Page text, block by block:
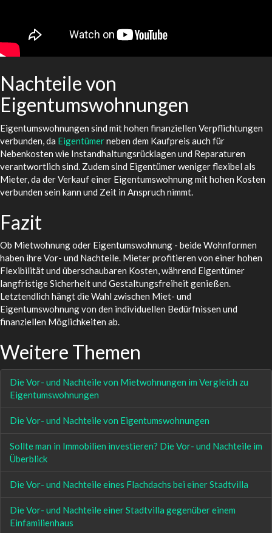
Nachteile von
Eigentumswohnungen
Eigentumswohnungen sind mit hohen finanziellen Verpflichtungen
verbunden, da Eigentümerneben dem Kaufpreis auch für
Nebenkosten wie Instandhaltungsrücklagen und Reparaturen
verantwortlich sind. Zudem sind Eigentümer weniger flexibel als
Mieter, da der Verkauf einer Eigentumswohnung mit hohen Kosten
verbunden sein kann und Zeit in Anspruch nimmt.
Fazit
Ob Mietwohnung oder Eigentumswohnung - beide Wohnformen
haben ihre Vor- und Nachteile. Mieter profitieren von einer hohen
Flexibilität und überschaubaren Kosten, während Eigentümer
langfristige Sicherheit und Gestaltungsfreiheit genießen.
Letztendlich hängt die Wahl zwischen Miet- und
Eigentumswohnung von den individuellen Bedürfnissen und
finanziellen Möglichkeiten ab.
Weitere Themen
Die Vor- und Nachteile von Mietwohnungen im Vergleich zu
Eigentumswohnungen
Die Vor- und Nachteile von Eigentumswohnungen
Sollte man in Immobilien investieren? Die Vor- und Nachteile im
Überblick
Die Vor- und Nachteile eines Flachdachs bei einer Stadtvilla
Die Vor- und Nachteile einer Stadtvilla gegenüber einem
Einfamilienhaus